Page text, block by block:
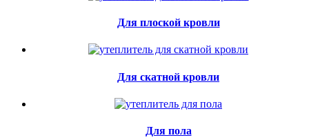
Для плоской кровли
Для скатной кровли
Для пола